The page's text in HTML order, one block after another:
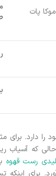
پات
را دارد. برای
که آسیاب
رست قهوه
برای اینکه